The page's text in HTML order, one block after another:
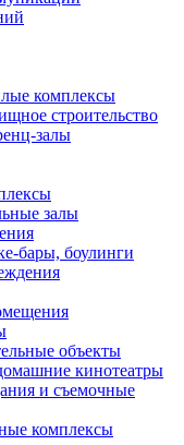
комплексы
строительство
залы
залы
бары, боулинги
объекты
кинотеатры
и съемочные
комплексы